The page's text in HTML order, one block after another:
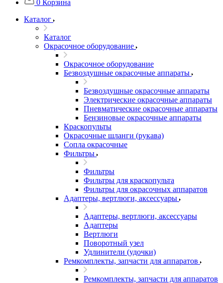
0 Корзина
Каталог
Каталог
Окрасочное оборудование
Окрасочное оборудование
Безвоздушные окрасочные аппараты
Безвоздушные окрасочные аппараты
Электрические окрасочные аппараты
Пневматические окрасочные аппараты
Бензиновые окрасочные аппараты
Краскопульты
Окрасочные шланги (рукава)
Сопла окрасочные
Фильтры
Фильтры
Фильтры для краскопульта
Фильтры для окрасочных аппаратов
Адаптеры, вертлюги, аксессуары
Адаптеры, вертлюги, аксессуары
Адаптеры
Вертлюги
Поворотный узел
Удлинители (удочки)
Ремкомплекты, запчасти для аппаратов
Ремкомплекты, запчасти для аппаратов